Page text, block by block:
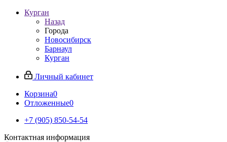
Курган
Назад
Города
Новосибирск
Барнаул
Курган
Личный кабинет
Корзина0
Отложенные0
+7 (905) 850-54-54
Контактная информация